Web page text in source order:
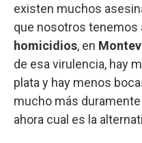
existen muchos
que nosotros tenemos
homicidios, en
de esa virulencia, hay
plata y hay menos
mucho más
ahora cual es la